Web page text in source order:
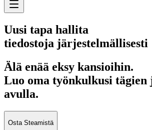
Uusi tapa hallita
tiedostoja järjestelmällisesti
Älä enää eksy kansioihin.
Luo oma työnkulkusi tägien
avulla.
Osta Steamistä